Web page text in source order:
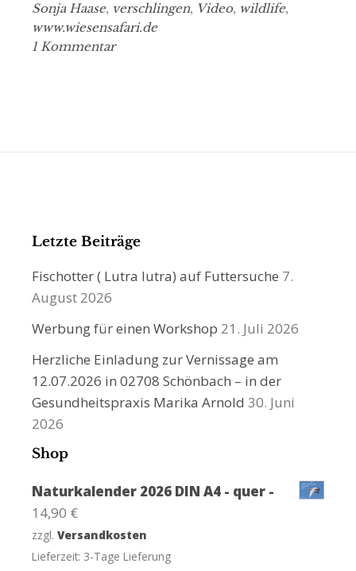
Sonja Haase, verschlingen, Video, wildlife,
www.wiesensafari.de
1 Kommentar
Letzte Beiträge
Fischotter ( Lutra lutra) auf Futtersuche 7.
August 2026
Werbung für einen Workshop 21. Juli 2026
Herzliche Einladung zur Vernissage am
12.07.2026 in 02708 Schönbach – in der
Gesundheitspraxis Marika Arnold 30. Juni
2026
Shop
Naturkalender 2026 DIN A4 - quer -
14,90 €
zzgl. Versandkosten
Lieferzeit: 3-Tage Lieferung